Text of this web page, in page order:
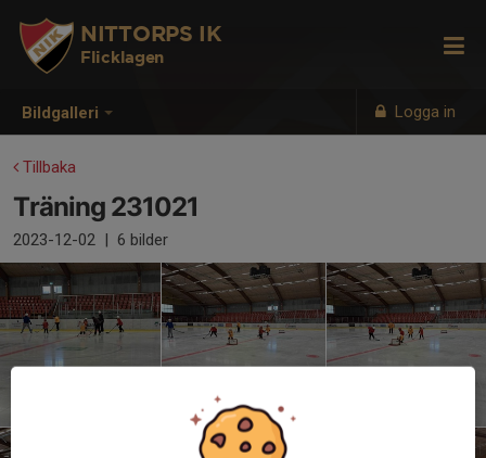
Bildgalleri Logga in
NITTORPS IK
Flicklagen
Tillbaka
Träning 231021
2023-12-02 | 6 bilder